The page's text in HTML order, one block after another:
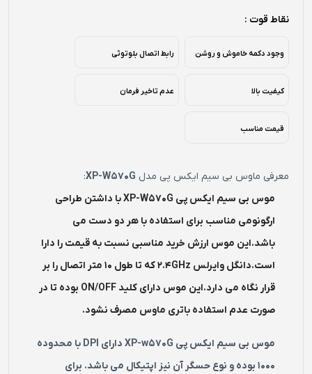
نقاط قوت :
وجود دکمه خاموش و روشن رابط اتصال بلوتوثی
کیفیت بالا عدم تاخیر فرمان
قیمت مناسب
معرفی ماوس بی سیم ایکس پی مدل XP-W570G
:
موس بی سیم ایکس پی XP-W570G با داشتن طراحی
ارگونومی مناسب برای استفاده با هر دو دست می
باشد.این موس ارزش خرید مناسبی نسبت به قیمت را دارا
است.دانگل وایرلس 2.4GHz که تا طول 10 متر اتصال را بر
قرار نگاه می دارد.این موس دارای کلید ON/OFF بوده تا در
صورت عدم استفاده باتری ماوس مصرف نشود.
موس بی سیم ایکس پی XP-w570G دارای DPI با محدوده
۱۰۰۰ بوده و نوع حسگر آن نیز اپتیکال می باشد. برای